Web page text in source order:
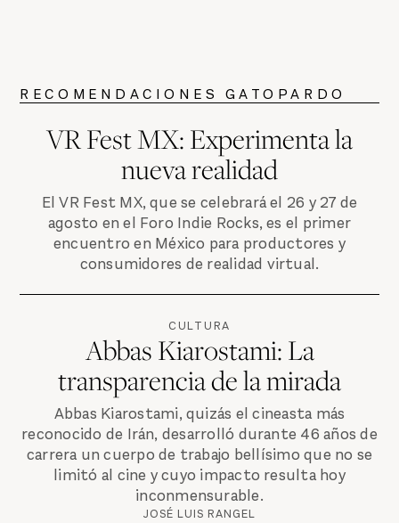
RECOMENDACIONES GATOPARDO
VR Fest MX: Experimenta la
nueva realidad
El VR Fest MX, que se celebrará el 26 y 27 de
agosto en el Foro Indie Rocks, es el primer
encuentro en México para productores y
consumidores de realidad virtual.
CULTURA
Abbas Kiarostami: La
transparencia de la mirada
Abbas Kiarostami, quizás el cineasta más
reconocido de Irán, desarrolló durante 46 años de
carrera un cuerpo de trabajo bellísimo que no se
limitó al cine y cuyo impacto resulta hoy
inconmensurable.
JOSÉ LUIS RANGEL